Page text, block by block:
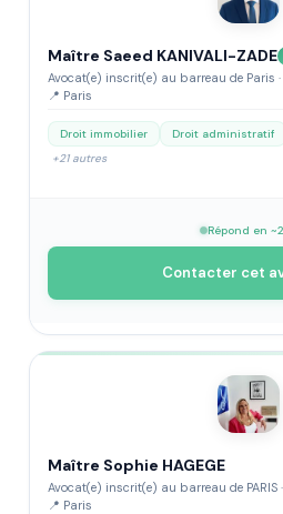
Maître Saeed KANIVALI-ZADE
Avocat(e) inscrit(e) au barreau de Paris
📍 Paris
Droit immobilier Droit administratif
+21 autres
Répond en
Contacter cet
Maître Sophie HAGEGE
Avocat(e) inscrit(e) au barreau de PARIS
📍 Paris